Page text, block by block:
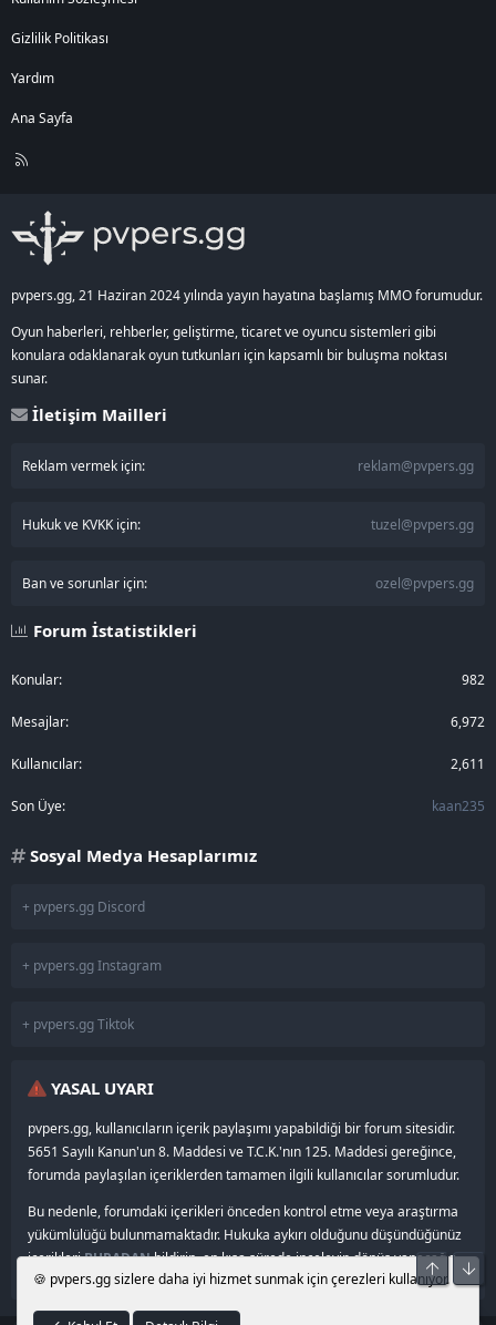
Gizlilik Politikası
Yardım
Ana Sayfa
R
pvpers.gg, 21 Haziran 2024 yılında yayın hayatına başlamış MMO forumudur.
Oyun haberleri, rehberler, geliştirme, ticaret ve oyuncu sistemleri gibi
konulara odaklanarak oyun tutkunları için kapsamlı bir buluşma noktası
sunar.
İletişim Mailleri
Reklam vermek için: reklam@pvpers.gg
Hukuk ve KVKK için: tuzel@pvpers.gg
Ban ve sorunlar için: ozel@pvpers.gg
Forum İstatistikleri
Konular 982
Mesajlar 6,972
Kullanıcılar 2,611
Son Üye kaan235
Sosyal Medya Hesaplarımız
+ pvpers.gg Discord
+ pvpers.gg Instagram
+ pvpers.gg Tiktok
YASAL UYARI
pvpers.gg, kullanıcıların içerik paylaşımı yapabildiği bir forum sitesidir.
5651 Sayılı Kanun'un 8. Maddesi ve T.C.K.'nın 125. Maddesi gereğince,
forumda paylaşılan içeriklerden tamamen ilgili kullanıcılar sorumludur.
Bu nedenle, forumdaki içerikleri önceden kontrol etme veya araştırma
yükümlülüğü bulunmamaktadır. Hukuka aykırı olduğunu düşündüğünüz
içerikleriBURADANbildirin, en kısa sürede inceleyip dönüş yapacağız.
🍪 pvpers.gg sizlere daha iyi hizmet sunmak için çerezleri kullanıyor.
Üst Alt